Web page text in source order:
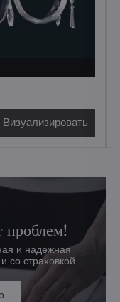
Визуализировать
проблем!
и надежная
со страховкой.